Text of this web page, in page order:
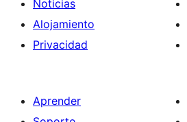
Noticias
Alojamiento
Privacidad
Aprender